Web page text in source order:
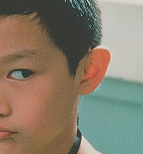
今月のスケジュール
MONTHLY SCHEDULE